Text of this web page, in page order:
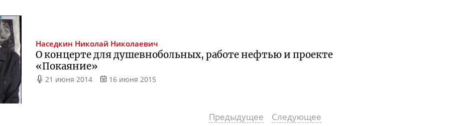
Наседкин Николай Николаевич
О концерте для душевнобольных, работе нефтью и проекте
«Покаяние»
21 июня 2014 16 июня 2015
Предыдущее Следующее